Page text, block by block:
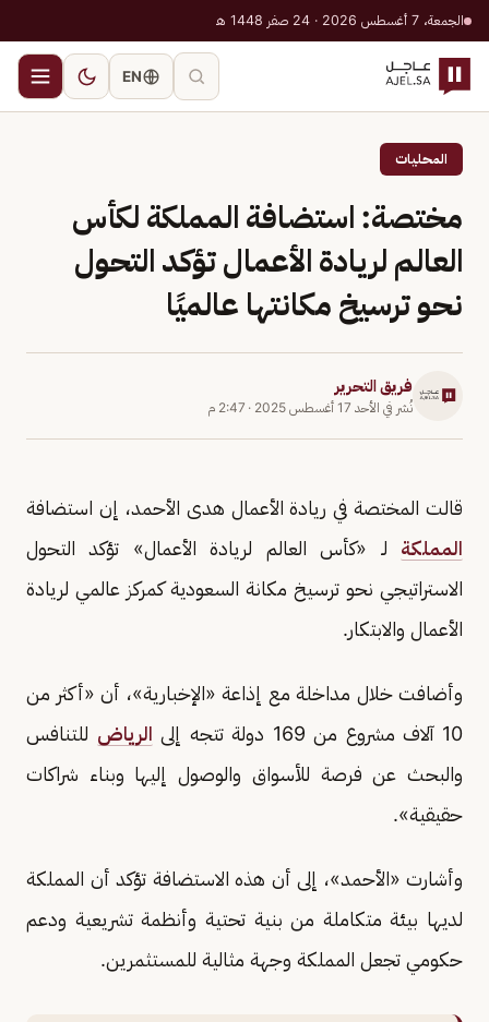
الجمعة، 7 أغسطس 2026 · 24 صفر 1448 هـ
EN
المحليات
مختصة: استضافة المملكة لكأس
العالم لريادة الأعمال تؤكد التحول
نحو ترسيخ مكانتها عالميًا
فريق التحرير
نُشر في الأحد 17 أغسطس 2025 · 2:47 م
قالت المختصة في ريادة الأعمال هدى الأحمد، إن استضافة
المملكة لـ «كأس العالم لريادة الأعمال» تؤكد التحول
الاستراتيجي نحو ترسيخ مكانة السعودية كمركز عالمي لريادة
الأعمال والابتكار.
وأضافت خلال مداخلة مع إذاعة «الإخبارية»، أن «أكثر من
10 آلاف مشروع من 169 دولة تتجه إلى
الرياض للتنافس
والبحث عن فرصة للأسواق والوصول إليها وبناء شراكات
حقيقية».
وأشارت «الأحمد»، إلى أن هذه الاستضافة تؤكد أن المملكة
لديها بيئة متكاملة من بنية تحتية وأنظمة تشريعية ودعم
حكومي تجعل المملكة وجهة مثالية للمستثمرين.